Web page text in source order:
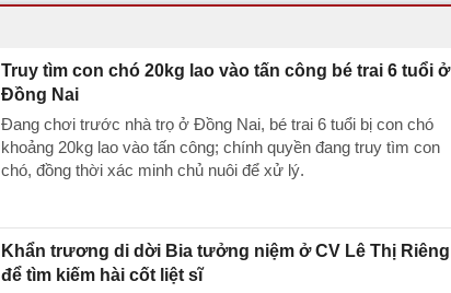
Truy tìm con chó 20kg lao vào tấn công bé trai 6 tuổi ở
Đồng Nai
Đang chơi trước nhà trọ ở Đồng Nai, bé trai 6 tuổi bị con chó
khoảng 20kg lao vào tấn công; chính quyền đang truy tìm con
chó, đồng thời xác minh chủ nuôi để xử lý.
Khẩn trương di dời Bia tưởng niệm ở CV Lê Thị Riêng
để tìm kiếm hài cốt liệt sĩ